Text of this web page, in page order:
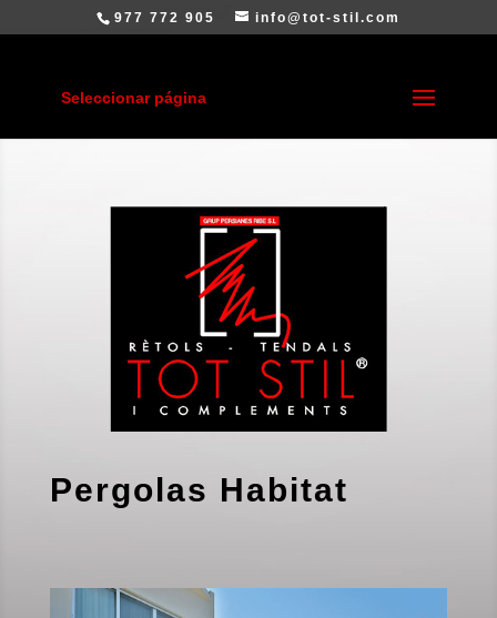
977 772 905 info@tot-stil.com
Seleccionar página
Pergolas Habitat